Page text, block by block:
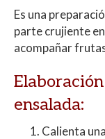
Es una
parte crujiente
acompañar
ensalada:
Calienta